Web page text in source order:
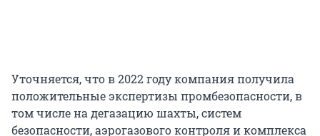
Уточняется, что в 2022 году компания получила
положительные экспертизы промбезопасности, в
том числе на дегазацию шахты, систем
безопасности, аэрогазового контроля и комплекса